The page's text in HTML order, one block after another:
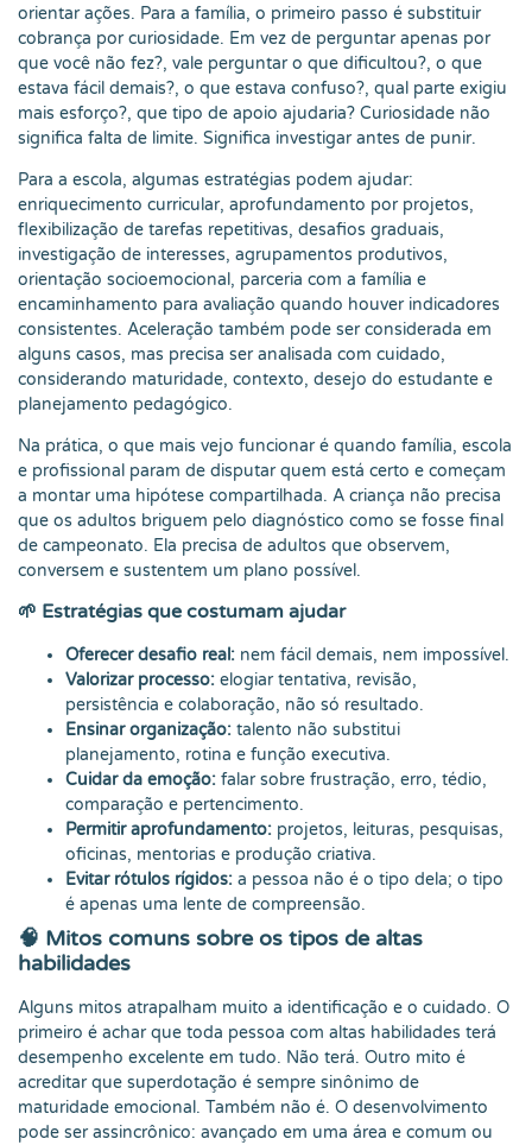
orientar ações. Para a família, o primeiro passo é substituir
cobrança por curiosidade. Em vez de perguntar apenas por
que você não fez?, vale perguntar o que dificultou?, o que
estava fácil demais?, o que estava confuso?, qual parte exigiu
mais esforço?, que tipo de apoio ajudaria? Curiosidade não
significa falta de limite. Significa investigar antes de punir.
Para a escola, algumas estratégias podem ajudar:
enriquecimento curricular, aprofundamento por projetos,
flexibilização de tarefas repetitivas, desafios graduais,
investigação de interesses, agrupamentos produtivos,
orientação socioemocional, parceria com a família e
encaminhamento para avaliação quando houver indicadores
consistentes. Aceleração também pode ser considerada em
alguns casos, mas precisa ser analisada com cuidado,
considerando maturidade, contexto, desejo do estudante e
planejamento pedagógico.
Na prática, o que mais vejo funcionar é quando família, escola
e profissional param de disputar quem está certo e começam
a montar uma hipótese compartilhada. A criança não precisa
que os adultos briguem pelo diagnóstico como se fosse final
de campeonato. Ela precisa de adultos que observem,
conversem e sustentem um plano possível.
🌱 Estratégias que costumam ajudar
Oferecer desafio real: nem fácil demais, nem impossível.
Valorizar processo: elogiar tentativa, revisão,
persistência e colaboração, não só resultado.
Ensinar organização: talento não substitui
planejamento, rotina e função executiva.
Cuidar da emoção: falar sobre frustração, erro, tédio,
comparação e pertencimento.
Permitir aprofundamento: projetos, leituras, pesquisas,
oficinas, mentorias e produção criativa.
Evitar rótulos rígidos: a pessoa não é o tipo dela; o tipo
é apenas uma lente de compreensão.
🧠 Mitos comuns sobre os tipos de altas
habilidades
Alguns mitos atrapalham muito a identificação e o cuidado. O
primeiro é achar que toda pessoa com altas habilidades terá
desempenho excelente em tudo. Não terá. Outro mito é
acreditar que superdotação é sempre sinônimo de
maturidade emocional. Também não é. O desenvolvimento
pode ser assincrônico: avançado em uma área e comum ou